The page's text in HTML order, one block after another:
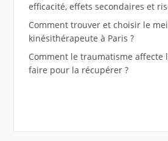
efficacité, effets secondaires et
Comment trouver et choisir le
kinésithérapeute à Paris ?
Comment le traumatisme affecte
faire pour la récupérer ?